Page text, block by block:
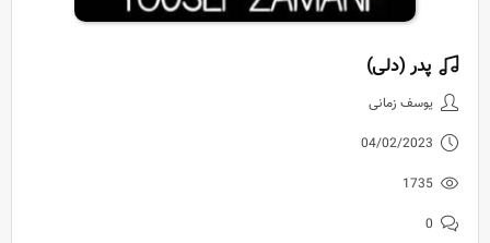
دانلود آهنگ جدید یوسف زمانی
پدر (دلی)
یوسف زمانی
04/02/2023
1735
0